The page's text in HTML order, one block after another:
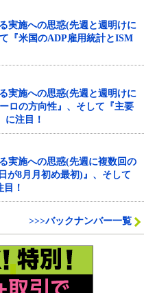
実施への思惑(先週と週明けに
『米国のADP雇用統計とISM
実施への思惑(先週と週明けに
ロの方向性』、そして『主要
に注目！
実施への思惑(先週に複数回の
が8月月初め最初)』、そして
！
>>>バックナンバー一覧